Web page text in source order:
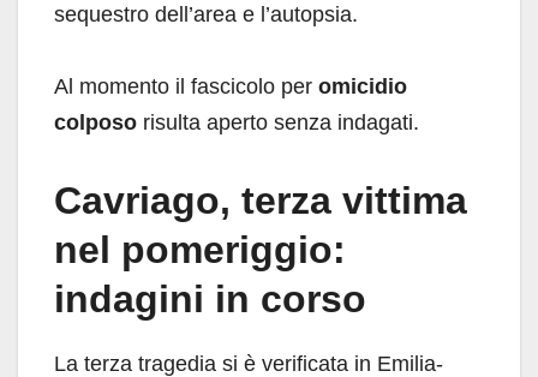
sequestro dell’area e l’autopsia.
Al momento il fascicolo per omicidio
colposo risulta aperto senza indagati.
Cavriago, terza vittima
nel pomeriggio:
indagini in corso
La terza tragedia si è verificata in Emilia-